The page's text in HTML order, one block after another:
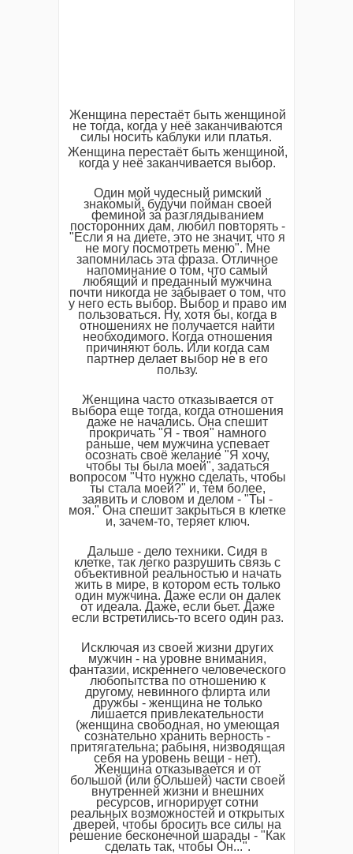
Женщина перестаёт быть женщиной
не тогда, когда у неё заканчиваются
силы носить каблуки или платья.
Женщина перестаёт быть женщиной,
когда у неё заканчивается выбор.
Один мой чудесный римский
знакомый, будучи пойман своей
феминой за разглядыванием
посторонних дам, любил повторять -
"Если я на диете, это не значит, что я
не могу посмотреть меню". Мне
запомнилась эта фраза. Отличное
напоминание о том, что самый
любящий и преданный мужчина
почти никогда не забывает о том, что
у него есть выбор. Выбор и право им
пользоваться. Ну, хотя бы, когда в
отношениях не получается найти
необходимого. Когда отношения
причиняют боль. Или когда сам
партнер делает выбор не в его
пользу.
Женщина часто отказывается от
выбора еще тогда, когда отношения
даже не начались. Она спешит
прокричать "Я - твоя" намного
раньше, чем мужчина успевает
осознать своё желание "Я хочу,
чтобы ты была моей", задаться
вопросом "Что нужно сделать, чтобы
ты стала моей?" и, тем более,
заявить и словом и делом - "Ты -
моя." Она спешит закрыться в клетке
и, зачем-то, теряет ключ.
Дальше - дело техники. Сидя в
клетке, так легко разрушить связь с
объективной реальностью и начать
жить в мире, в котором есть только
один мужчина. Даже если он далек
от идеала. Даже, если бьет. Даже
если встретились-то всего один раз.
Исключая из своей жизни других
мужчин - на уровне внимания,
фантазии, искреннего человеческого
любопытства по отношению к
другому, невинного флирта или
дружбы - женщина не только
лишается привлекательности
(женщина свободная, но умеющая
сознательно хранить верность -
притягательна; рабыня, низводящая
себя на уровень вещи - нет).
Женщина отказывается и от
большой (или бОльшей) части своей
внутренней жизни и внешних
ресурсов, игнорирует сотни
реальных возможностей и открытых
дверей, чтобы бросить все силы на
решение бесконечной шарады - "Как
сделать так, чтобы Он...".